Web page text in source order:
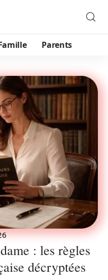
Parents
: les règles
décryptées